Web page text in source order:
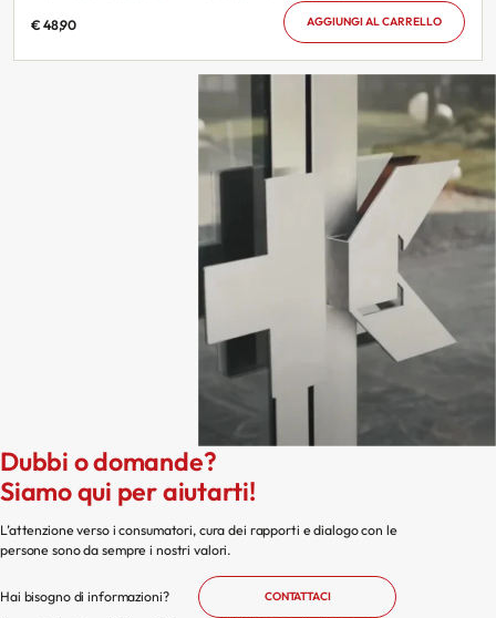
€ 48,90 AGGIUNGI AL CARRELLO
Dubbi o domande?
Siamo qui per aiutarti!
L’attenzione verso i consumatori, cura dei rapporti e dialogo con le
persone sono da sempre i nostri valori.
Hai bisogno di informazioni? CONTATTACI